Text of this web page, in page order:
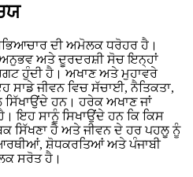
ਦੀ ਅਮੋਲਕ ਧਰੋਹਰ ਹੈ।
ਅਨੁਭਵ ਅਤੇ ਦੂਰਦਰਸ਼ੀ ਸੋਚ ਇਨ੍ਹਾਂ
ਹੁੰਦੀ ਹੈ। ਅਖਾਣ ਅਤੇ ਮੁਹਾਵਰੇ
ਸਾਡੇ ਜੀਵਨ ਵਿਚ ਸੱਚਾਈ, ਨੈਤਿਕਤਾ,
ਹਨ। ਹਰੇਕ ਅਖਾਣ ਜਾਂ
ਇਹ ਸਾਨੂੰ ਸਿਖਾਉਂਦੇ ਹਨ ਕਿ ਕਿਸ
ਸਿੱਖਣਾ ਹੈ ਅਤੇ ਜੀਵਨ ਦੇ ਹਰ ਪਹਲੂ ਨੂੰ
ਸ਼ੋਧਕਰਤਿਆਂ ਅਤੇ ਪੰਜਾਬੀ
ਸਰੋਤ ਹੈ।